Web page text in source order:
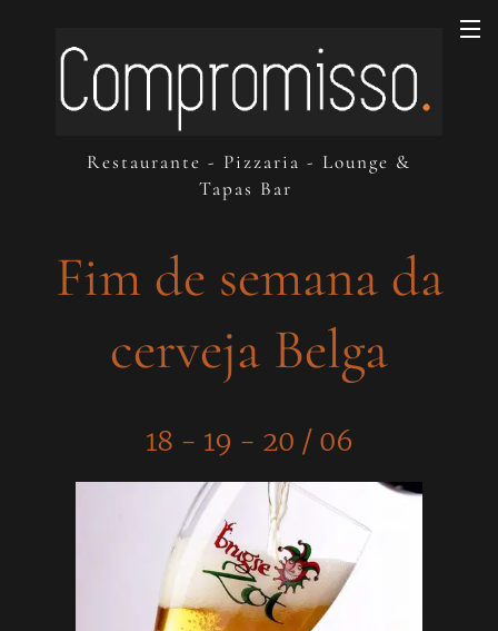
Restaurante - Pizzaria - Lounge &
Tapas Bar
Fim de semana da
cerveja Belga
18 - 19 - 20 / 06